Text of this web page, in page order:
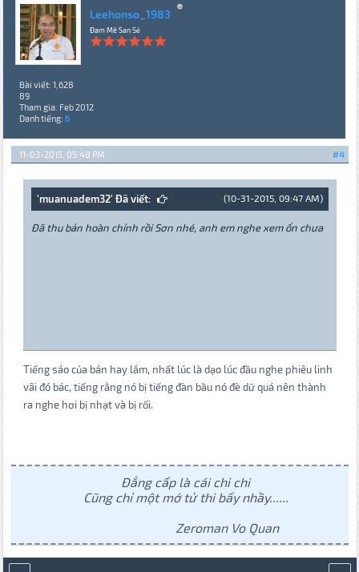
Leehonso_1983
Đam Mê San Sẻ
Bài viết: 1,628
89
Tham gia: Feb 2012
Danh tiếng: 6
#4
11-03-2015, 05:48 PM
(10-31-2015, 09:47 AM)
'muanuadem32' Đã viết:
Đã thu bản hoàn chỉnh rồi Sơn nhé, anh em nghe xem ổn chưa
Tiếng sáo của bán hay lắm, nhất lúc là dạo lúc đầu nghe phiêu linh
vãi đó bác, tiếng rằng nó bị tiếng đàn bầu nó đè dữ quá nên thành
ra nghe hơi bị nhạt và bị rối.
Đẳng cấp là cái chi chi
Cũng chỉ một mớ tử thi bấy nhầy......
Zeroman Vo Quan